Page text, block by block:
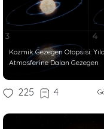
Kozmik Gezegen Otopsisi:
Atmosferine Dalan Gezegen
225 4